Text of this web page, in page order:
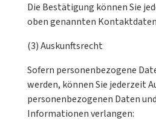
Die Bestätigung können Sie
oben genannten
(3) Auskunftsrecht
Sofern personenbezogene
werden, können Sie jederzeit
personenbezogenen Daten
Informationen verlangen: